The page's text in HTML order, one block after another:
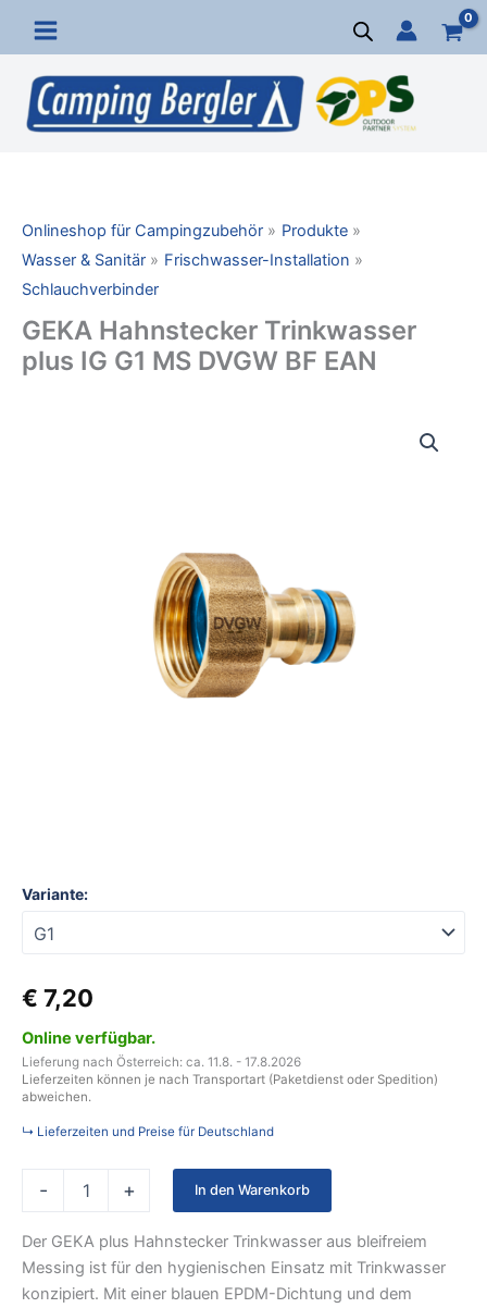
Inhalt
springen
Onlineshop für Campingzubehör
Produkte
Wasser & Sanitär
Frischwasser-Installation
Schlauchverbinder
GEKA Hahnstecker Trinkwasser
plus IG G1 MS DVGW BF EAN
Variante:
€ 7,20
Online verfügbar.
Lieferung nach Österreich: ca. 11.8. - 17.8.2026
Lieferzeiten können je nach Transportart (Paketdienst oder Spedition)
abweichen.
↳ Lieferzeiten und Preise für Deutschland
- + In den Warenkorb
Der GEKA plus Hahnstecker Trinkwasser aus bleifreiem
Messing ist für den hygienischen Einsatz mit Trinkwasser
konzipiert. Mit einer blauen EPDM-Dichtung und dem